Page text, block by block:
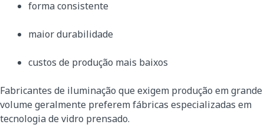
forma consistente
maior durabilidade
custos de produção mais baixos
Fabricantes de iluminação que exigem produção em grande
volume geralmente preferem fábricas especializadas em
tecnologia de vidro prensado.